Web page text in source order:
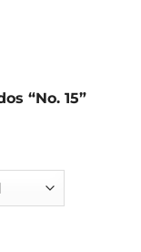
“No. 15”